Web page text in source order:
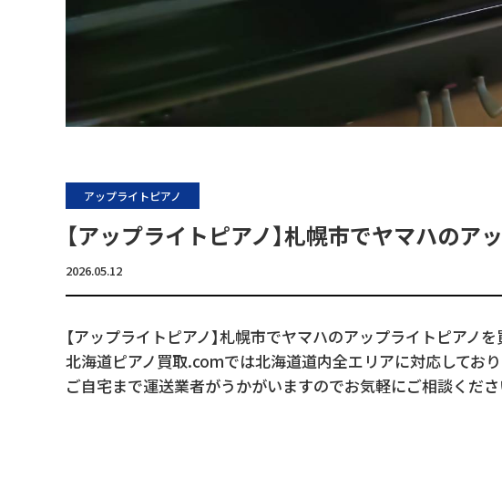
アップライトピアノ
【アップライトピアノ】札幌市でヤマハの
2026.05.12
【アップライトピアノ】札幌市でヤマハのアップライトピアノ
北海道ピアノ買取.comでは北海道道内全エリアに対応しており
ご自宅まで運送業者がうかがいますのでお気軽にご相談くださ